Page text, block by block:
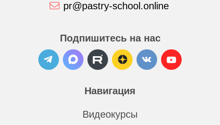
Навигация
Видеокурсы
pr@pastry-school.online
Подпишитесь на нас